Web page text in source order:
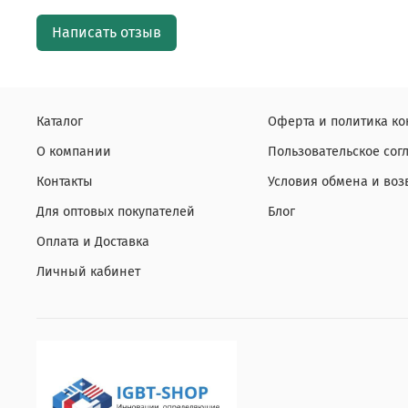
Написать отзыв
Каталог
О компании
Контакты
Для оптовых покупателей
Оплата и Доставка
Личный кабинет
Оферта и политика
Пользовательское
Условия обмена и
Блог